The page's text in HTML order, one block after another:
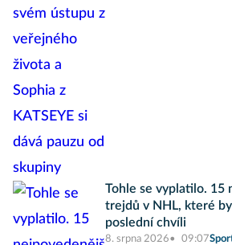
Tohle se vyplatilo. 15
trejdů v NHL, které
poslední chvíli
8. srpna 2026 09:07